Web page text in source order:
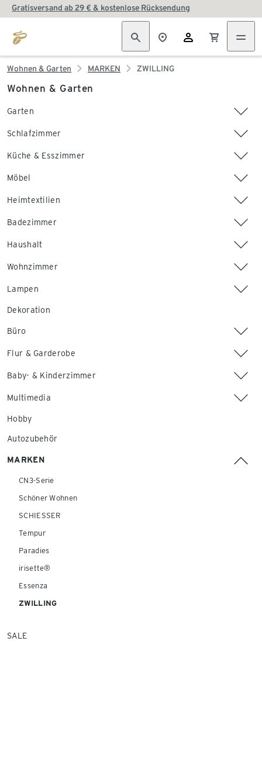
Gratisversand ab 29 € & kostenlose Rücksendung
Wohnen & Garten MARKEN ZWILLING
Wohnen & Garten
Garten
Schlafzimmer
Küche & Esszimmer
Möbel
Heimtextilien
Badezimmer
Haushalt
Wohnzimmer
Lampen
Dekoration
Büro
Flur & Garderobe
Baby- & Kinderzimmer
Multimedia
Hobby
Autozubehör
MARKEN
CN3-Serie
Schöner Wohnen
SCHIESSER
Tempur
Paradies
irisette®
Essenza
ZWILLING
SALE